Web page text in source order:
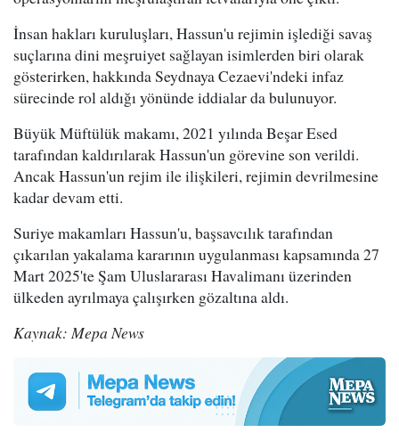
İnsan hakları kuruluşları, Hassun'u rejimin işlediği savaş
suçlarına dini meşruiyet sağlayan isimlerden biri olarak
gösterirken, hakkında Seydnaya Cezaevi'ndeki infaz
sürecinde rol aldığı yönünde iddialar da bulunuyor.
Büyük Müftülük makamı, 2021 yılında Beşar Esed
tarafından kaldırılarak Hassun'un görevine son verildi.
Ancak Hassun'un rejim ile ilişkileri, rejimin devrilmesine
kadar devam etti.
Suriye makamları Hassun'u, başsavcılık tarafından
çıkarılan yakalama kararının uygulanması kapsamında 27
Mart 2025'te Şam Uluslararası Havalimanı üzerinden
ülkeden ayrılmaya çalışırken gözaltına aldı.
Kaynak: Mepa News